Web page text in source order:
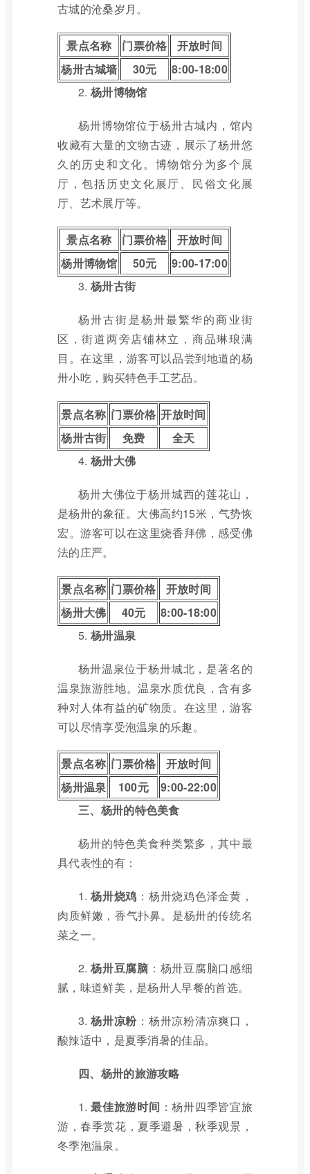
古城的沧桑岁月。
景点名称 门票价格
开放时间
杨卅古城墙
30元
8:00-18:00
2. 杨卅博物馆
杨卅博物馆位于杨卅古城内，馆内
收藏有大量的文物古迹，展示了杨卅悠
久的历史和文化。博物馆分为多个展
厅，包括历史文化展厅、民俗文化展
厅、艺术展厅等。
景点名称 门票价格
开放时间
杨卅博物馆
50元
9:00-17:00
3. 杨卅古街
杨卅古街是杨卅最繁华的商业街
区，街道两旁店铺林立，商品琳琅满
目。在这里，游客可以品尝到地道的杨
卅小吃，购买特色手工艺品。
景点名称 门票价格 开放时间
杨卅古街
免费
全天
4. 杨卅大佛
杨卅大佛位于杨卅城西的莲花山，
是杨卅的象征。大佛高约15米，气势恢
宏。游客可以在这里烧香拜佛，感受佛
法的庄严。
景点名称 门票价格
开放时间
杨卅大佛
40元
8:00-18:00
5. 杨卅温泉
杨卅温泉位于杨卅城北，是著名的
温泉旅游胜地。温泉水质优良，含有多
种对人体有益的矿物质。在这里，游客
可以尽情享受泡温泉的乐趣。
景点名称 门票价格
开放时间
杨卅温泉
100元
9:00-22:00
三、杨卅的特色美食
杨卅的特色美食种类繁多，其中最
具代表性的有：
1.杨卅烧鸡 ：杨卅烧鸡色泽金黄，
肉质鲜嫩，香气扑鼻。是杨卅的传统名
菜之一。
2.杨卅豆腐脑 ：杨卅豆腐脑口感细
腻，味道鲜美，是杨卅人早餐的首选。
3.杨卅凉粉 ：杨卅凉粉清凉爽口，
酸辣适中，是夏季消暑的佳品。
四、杨卅的旅游攻略
1.最佳旅游时间 ：杨卅四季皆宜旅
游，春季赏花，夏季避暑，秋季观景，
冬季泡温泉。